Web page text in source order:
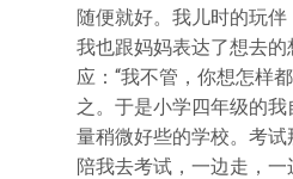
随便就好。我儿时的玩伴
我也跟妈妈表达了想去的
应：“我不管，你想怎样
之。于是小学四年级的
量稍微好些的学校。考
陪我去考试，一边走，一